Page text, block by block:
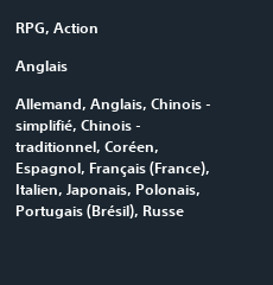
RPG, Action
Anglais
Allemand, Anglais, Chinois -
simplifié, Chinois -
traditionnel, Coréen,
Espagnol, Français (France),
Italien, Japonais, Polonais,
Portugais (Brésil), Russe